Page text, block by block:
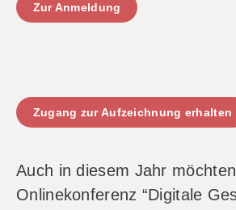
Zur Anmeldung
Zugang zur Aufzeichnung erhalten
Auch in diesem Jahr
Onlinekonferenz “Digitale